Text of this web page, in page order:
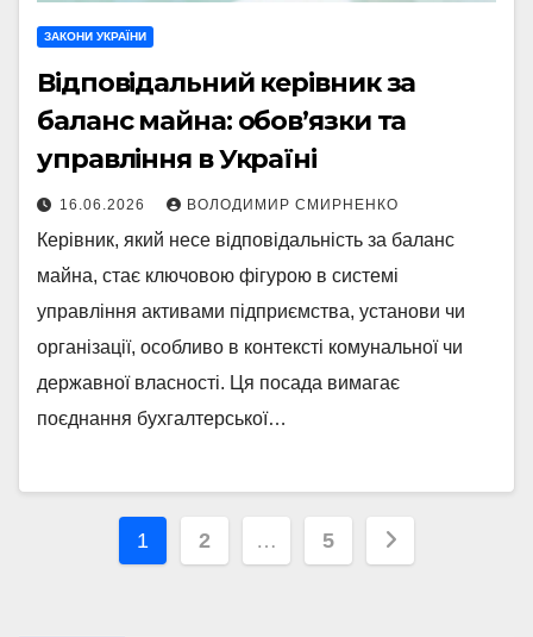
ЗАКОНИ УКРАЇНИ
Відповідальний керівник за
баланс майна: обов’язки та
управління в Україні
16.06.2026 ВОЛОДИМИР СМИРНЕНКО
Керівник, який несе відповідальність за баланс
майна, стає ключовою фігурою в системі
управління активами підприємства, установи чи
організації, особливо в контексті комунальної чи
державної власності. Ця посада вимагає
поєднання бухгалтерської…
Пагінація
1 2 … 5